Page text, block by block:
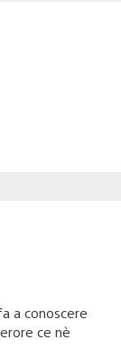
a conoscere
ce nè